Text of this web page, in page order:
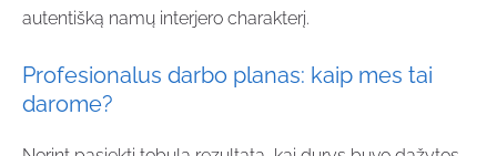
autentišką namų interjero charakterį.
Profesionalus darbo planas: kaip mes tai
darome?